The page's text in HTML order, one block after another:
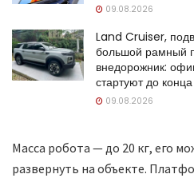
09.08.2026
Land Cruiser,
большой рамный
внедорожник:
стартуют до
09.08.2026
Масса робота — до 20 кг, его
развернуть на объекте.